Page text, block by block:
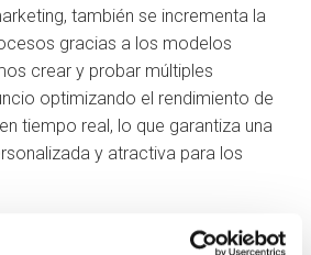
también se incrementa la
gracias a los modelos
crear y probar múltiples
optimizando el rendimiento de
tiempo real, lo que garantiza una
y atractiva para los
atienden a los